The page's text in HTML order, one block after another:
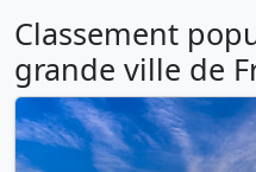
Classement
grande ville de